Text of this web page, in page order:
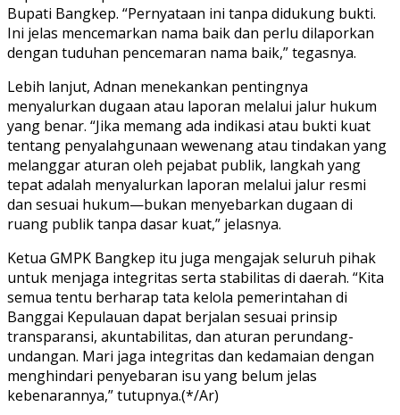
Bupati Bangkep. “Pernyataan ini tanpa didukung bukti.
Ini jelas mencemarkan nama baik dan perlu dilaporkan
dengan tuduhan pencemaran nama baik,” tegasnya.
Lebih lanjut, Adnan menekankan pentingnya
menyalurkan dugaan atau laporan melalui jalur hukum
yang benar. “Jika memang ada indikasi atau bukti kuat
tentang penyalahgunaan wewenang atau tindakan yang
melanggar aturan oleh pejabat publik, langkah yang
tepat adalah menyalurkan laporan melalui jalur resmi
dan sesuai hukum—bukan menyebarkan dugaan di
ruang publik tanpa dasar kuat,” jelasnya.
Ketua GMPK Bangkep itu juga mengajak seluruh pihak
untuk menjaga integritas serta stabilitas di daerah. “Kita
semua tentu berharap tata kelola pemerintahan di
Banggai Kepulauan dapat berjalan sesuai prinsip
transparansi, akuntabilitas, dan aturan perundang-
undangan. Mari jaga integritas dan kedamaian dengan
menghindari penyebaran isu yang belum jelas
kebenarannya,” tutupnya.(*/Ar)